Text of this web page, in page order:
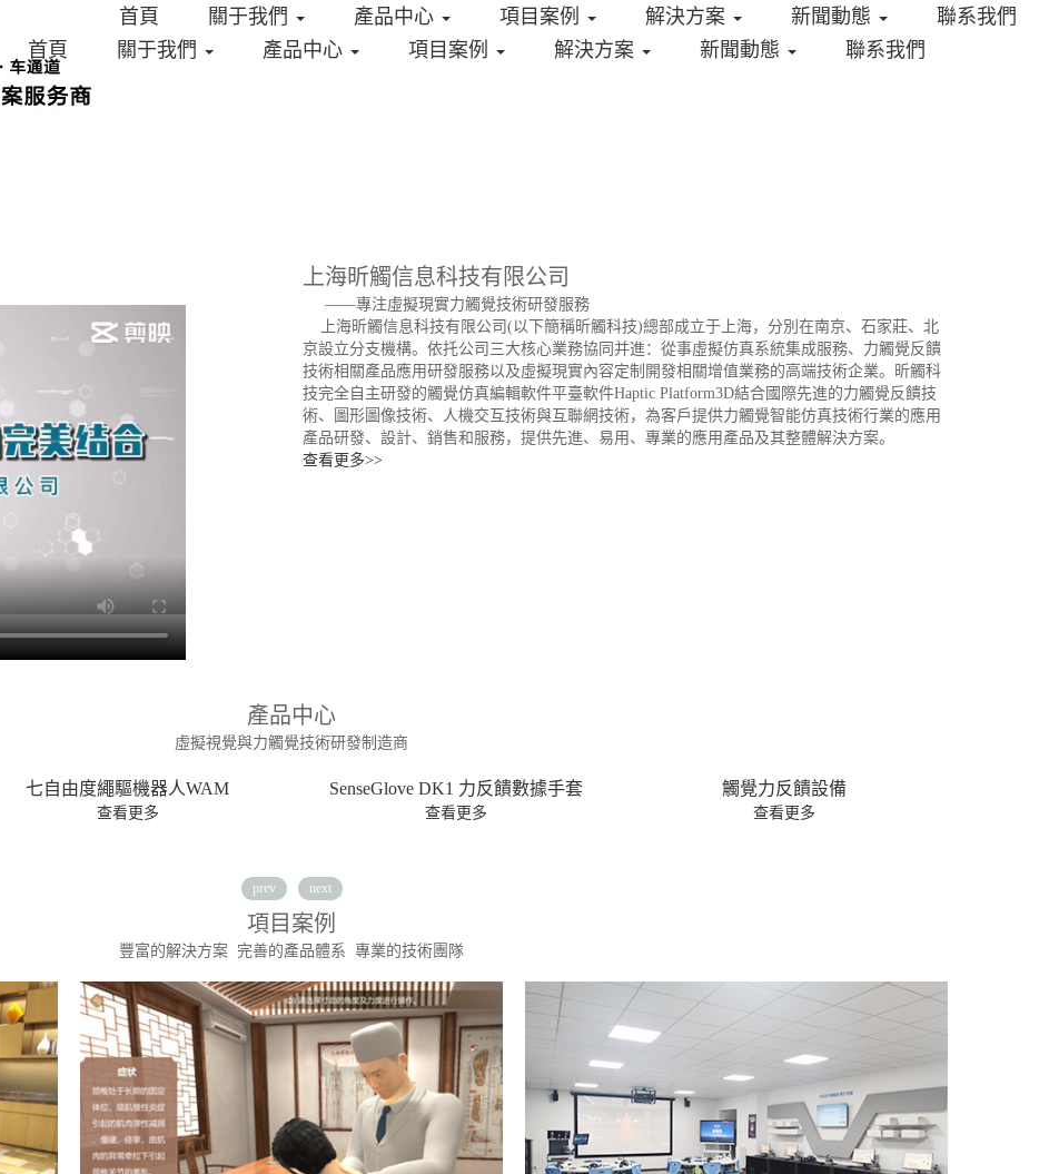
首頁 關于我們 產品中心 項目案例 解決方案 新聞動態
聯系我們
首頁
關于我們 產品中心 項目案例 解決方案 新聞動態 聯系我們
上海昕觸信息科技有限公司
——專注虛擬現實力觸覺技術研發服務
上海昕觸信息科技有限公司(以下簡稱昕觸科技)總部成立于上海，分別在南京、石家莊、北
京設立分支機構。依托公司三大核心業務協同并進：從事虛擬仿真系統集成服務、力觸覺反饋
技術相關產品應用研發服務以及虛擬現實內容定制開發相關增值業務的高端技術企業。昕觸科
技完全自主研發的觸覺仿真編輯軟件平臺軟件Haptic Platform3D結合國際先進的力觸覺反饋技
術、圖形圖像技術、人機交互技術與互聯網技術，為客戶提供力觸覺智能仿真技術行業的應用
產品研發、設計、銷售和服務，提供先進、易用、專業的應用產品及其整體解決方案。
查看更多>>
產品中心
虛擬視覺與力觸覺技術研發制造商
SenseGlove DK1 力反饋數據手套
查看更多
觸覺力反饋設備
查看更多
SenseGlove Nova力反饋數據手套
查看更多
prev next
項目案例
豐富的解決方案 完善的產品體系 專業的技術團隊